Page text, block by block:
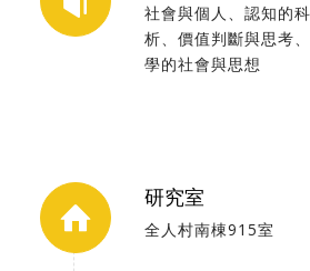
社會與個人、認知的
析、價值判斷與思考
學的社會與思想
研究室
全人村南棟915室